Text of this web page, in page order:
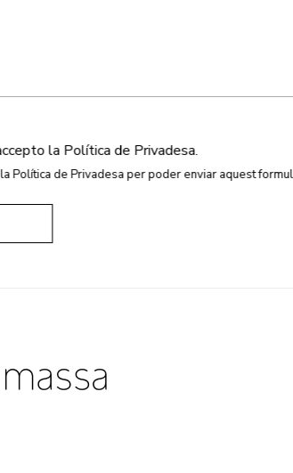
i accepto laPolítica de Privadesa
la Política de Privadesa per poder enviar aquest